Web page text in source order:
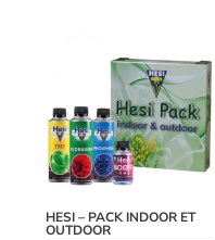
HESI – PACK INDOOR ET
OUTDOOR